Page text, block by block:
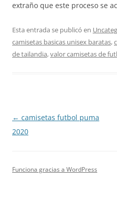
extraño que este proceso se
Esta entrada se publicó en
camisetas basicas unisex baratas,
de tailandia,valor camisetas de
Navegación
de
← camisetas futbol puma
2020
Funciona gracias a WordPress